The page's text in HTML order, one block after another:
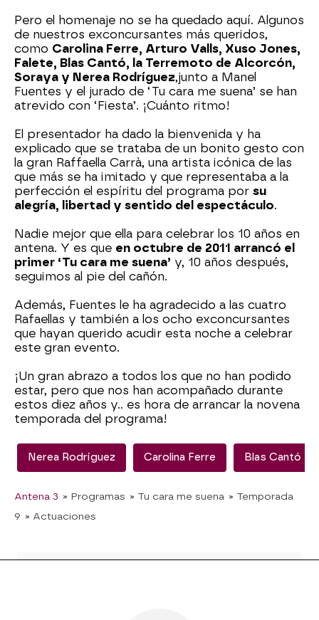
Pero el homenaje no se ha quedado aquí. Algunos
de nuestros exconcursantes más queridos,
como Carolina Ferre, Arturo Valls, Xuso Jones,
Falete, Blas Cantó, la Terremoto de Alcorcón,
Soraya y Nerea Rodríguez,junto a Manel
Fuentes y el jurado de ‘Tu cara me suena’ se han
atrevido con ‘Fiesta’. ¡Cuánto ritmo!
El presentador ha dado la bienvenida y ha
explicado que se trataba de un bonito gesto con
la gran Raffaella Carrà, una artista icónica de las
que más se ha imitado y que representaba a la
perfección el espíritu del programa por su
alegría, libertad y sentido del espectáculo.
Nadie mejor que ella para celebrar los 10 años en
antena. Y es que en octubre de 2011 arrancó el
primer ‘Tu cara me suena’ y, 10 años después,
seguimos al pie del cañón.
Además, Fuentes le ha agradecido a las cuatro
Rafaellas y también a los ocho exconcursantes
que hayan querido acudir esta noche a celebrar
este gran evento.
¡Un gran abrazo a todos los que no han podido
estar, pero que nos han acompañado durante
estos diez años y.. es hora de arrancar la novena
temporada del programa!
Nerea Rodríguez Carolina Ferre Blas Cantó
Antena 3 » Programas » Tu cara me suena » Temporada
9 » Actuaciones